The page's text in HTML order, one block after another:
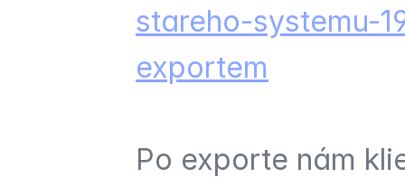
stareho-systemu-
exportem
Po exporte nám